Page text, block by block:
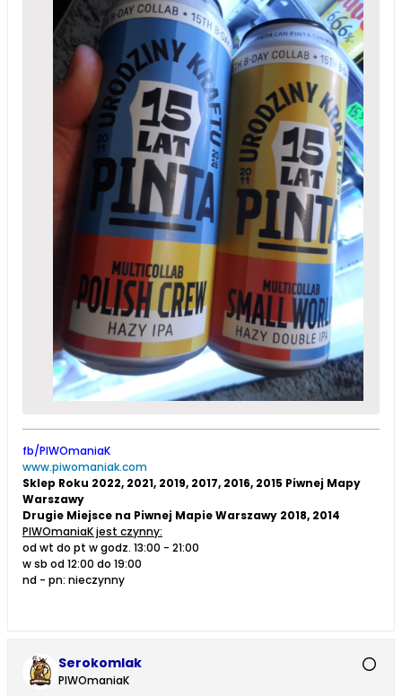
fb/PIWOmaniaK
www.piwomaniak.com
Sklep Roku 2022, 2021, 2019, 2017, 2016, 2015 Piwnej Mapy
Warszawy
Drugie Miejsce na Piwnej Mapie Warszawy 2018, 2014
PIWOmaniaK jest czynny:
od wt do pt w godz. 13:00 - 21:00
w sb od 12:00 do 19:00
nd - pn: nieczynny
Serokomlak
PIWOmaniaK